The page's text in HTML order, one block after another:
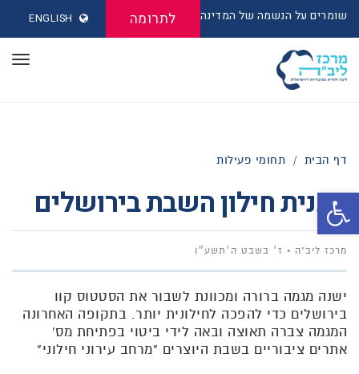
פתח סרגל נגישות
שומרים על הנשמה של המדינה לתרומה ENGLISH
דף הבית / תחומי פעילות
תכנית חילון השבת בירושלים
מרכז ליב"ה ז׳ בשבט ה׳תשע״ו
ישנה מגמה ברורה ומכוונת לשבור את הסטטוס קוו
בירושלים כדי להפכה לחילונית יותר. בתקופה האחרונה
המגמה צברה תאוצה ובאה לידי ביטוי בפתיחת מס'
אתרים ציבוריים בשבת היוצרים "מרחב עירוני חילוני"